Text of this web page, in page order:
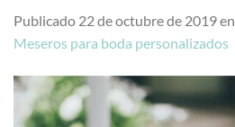
Publicado 22 de octubre de 2019en
Meseros para boda personalizados